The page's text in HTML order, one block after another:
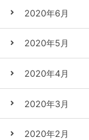
2020年6月
2020年5月
2020年4月
2020年3月
2020年2月